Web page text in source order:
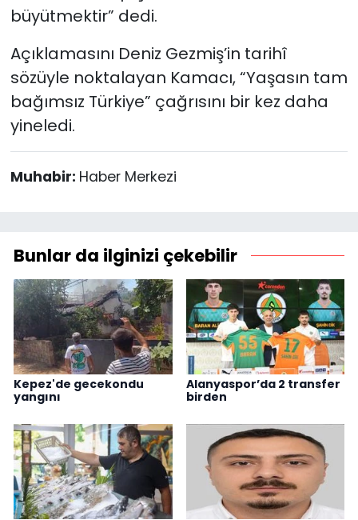
büyütmektir” dedi.
Açıklamasını Deniz Gezmiş’in tarihî
sözüyle noktalayan Kamacı, “Yaşasın tam
bağımsız Türkiye” çağrısını bir kez daha
yineledi.
Muhabir: Haber Merkezi
Bunlar da ilginizi çekebilir
Kepez'de gecekondu
yangını
Alanyaspor’da 2 transfer
birden